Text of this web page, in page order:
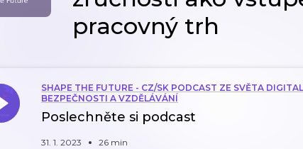
pracovný trh
SHAPE THE FUTURE - CZ/SK PODCAST ZE SVĚTA
BEZPEČNOSTI A VZDĚLÁVÁNÍ
Poslechněte si podcast
31. 1. 2023 26 min